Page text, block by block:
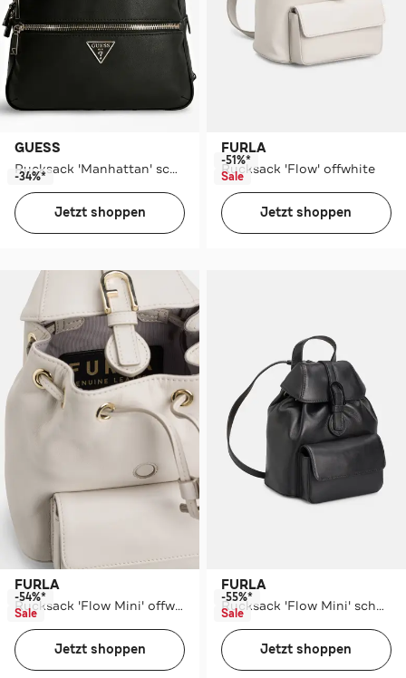
GUESS
Rucksack 'Manhattan' schwarz
-34%*
Jetzt shoppen
FURLA
Rucksack 'Flow' offwhite
-51%*
Sale
Jetzt shoppen
FURLA
Rucksack 'Flow Mini' offwhite
-54%*
Sale
Jetzt shoppen
FURLA
Rucksack 'Flow Mini' schwarz
-55%*
Sale
Jetzt shoppen